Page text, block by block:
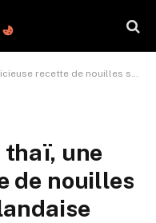
de nouilles sautées à la thaïlandaise
thaï, une
de nouilles